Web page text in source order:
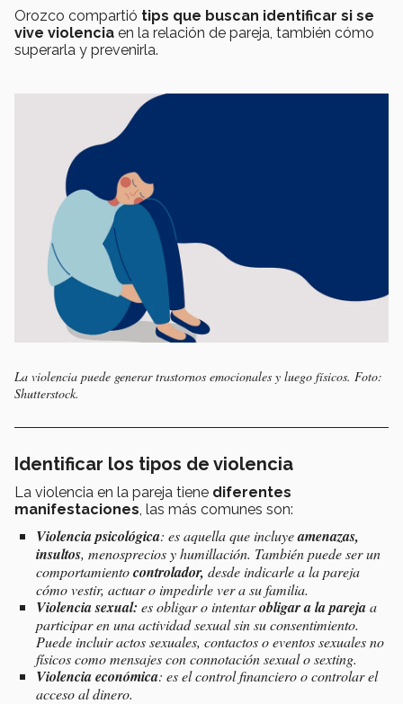
Orozco compartió tips que buscan identificar si se
vive violencia en la relación de pareja, también cómo
superarla y prevenirla.
La violencia puede generar trastornos emocionales y luego físicos. Foto:
Shutterstock.
Identificar los tipos de violencia
La violencia en la pareja tiene diferentes
manifestaciones, las más comunes son:
Violencia psicológica: es aquella que incluyeamenazas,
insultos, menosprecios y humillación. También puede ser un
comportamientocontrolador, desde indicarle a la pareja
cómo vestir, actuar o impedirle ver a su familia.
Violencia sexual: es obligar o intentarobligar a la parejaa
participar en una actividad sexual sin su consentimiento.
Puede incluir actos sexuales, contactos o eventos sexuales no
físicos como mensajes con connotación sexual o sexting.
Violencia económica: es el control financiero o controlar el
acceso al dinero.